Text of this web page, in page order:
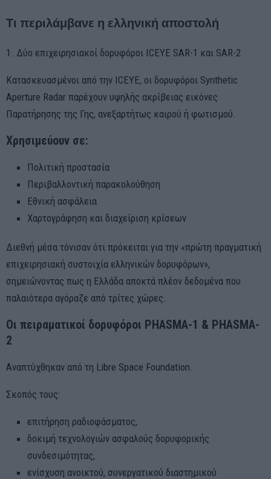
Τι περιλάμβανε η ελληνική αποστολή
1. Δύο επιχειρησιακοί δορυφόροι ICEYE SAR-1 και SAR-2
Κατασκευασμένοι από την ICEYE, οι δορυφόροι Synthetic
Aperture Radar παρέχουν υψηλής ακρίβειας εικόνες
Παρατήρησης της Γης, ανεξαρτήτως καιρού ή φωτισμού.
Χρησιμεύουν σε:
Πολιτική προστασία
Περιβαλλοντική παρακολούθηση
Εθνική ασφάλεια
Χαρτογράφηση και διαχείριση κρίσεων
Διεθνή μέσα τόνισαν ότι πρόκειται για την «πρώτη πραγματική
επιχειρησιακή συστοιχία ελληνικών δορυφόρων»,
σημειώνοντας πως η Ελλάδα αποκτά πλέον δεδομένα που
παλαιότερα αγόραζε από τρίτες χώρες.
Οι πειραματικοί δορυφόροι PHASMA-1 & PHASMA-
2
Αναπτύχθηκαν από τη Libre Space Foundation.
Σκοπός τους:
επιτήρηση ραδιοφάσματος,
δοκιμή τεχνολογιών ασφαλούς δορυφορικής
συνδεσιμότητας,
ενίσχυση ανοικτού, συνεργατικού διαστημικού